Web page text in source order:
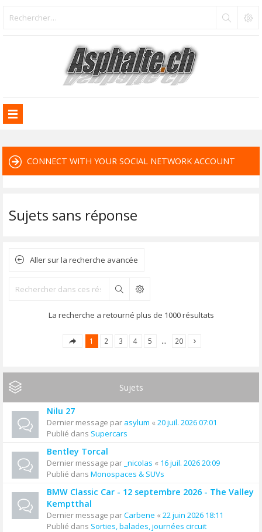
CONNECT WITH YOUR SOCIAL NETWORK ACCOUNT
Sujets sans réponse
Aller sur la recherche avancée
Rechercher
La recherche a retourné plus de 1000 résultats
1 2 3 4 5 … 20
Sujets
Nilu 27
Dernier message par asylum « 20 juil. 2026 07:01
Publié dans Supercars
Bentley Torcal
Dernier message par _nicolas « 16 juil. 2026 20:09
Publié dans Monospaces & SUVs
BMW Classic Car - 12 septembre 2026 - The Valley
Kemptthal
Dernier message parCarbene « 22 juin 2026 18:11
Publié dans Sorties, balades, journées circuit